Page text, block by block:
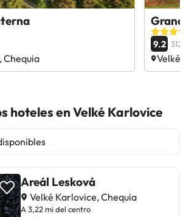
Chequia
9.2 312
Velké
hoteles en Velké Karlovice
Areál Lesková
Velké Karlovice, Chequia
A 3,22 mi del centro